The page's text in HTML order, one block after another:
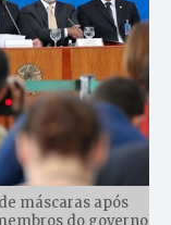
máscaras após
do governo